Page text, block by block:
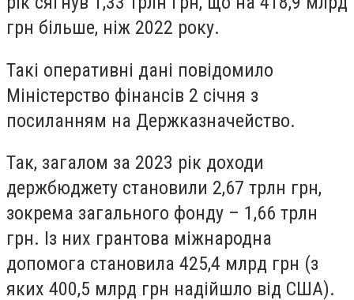
грн більше, ніж 2022 року.
Такі оперативні дані повідомило
Міністерство фінансів 2 січня з
посиланням на Держказначейство.
Так, загалом за 2023 рік доходи
держбюджету становили 2,67 трлн грн,
зокрема загального фонду – 1,66 трлн
грн. Із них грантова міжнародна
допомога становила 425,4 млрд грн (з
яких 400,5 млрд грн надійшло від США).